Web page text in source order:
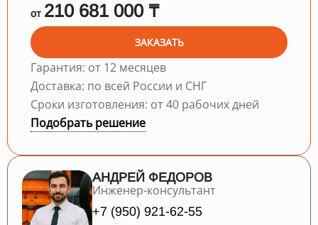
от 210 681 000 ₸
ЗАКАЗАТЬ
Гарантия: от 12 месяцев
Доставка: по всей России и СНГ
Сроки изготовления: от 40 рабочих дней
Подобрать решение
АНДРЕЙ ФЕДОРОВ
Инженер-консультант
+7 (950) 921-62-55